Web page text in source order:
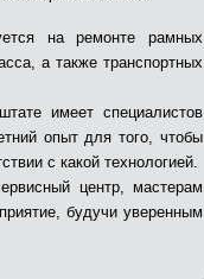
на ремонте рамных
а также транспортных
имеет специалистов
опыт для того, чтобы
с какой технологией.
центр, мастерам
будучи уверенным